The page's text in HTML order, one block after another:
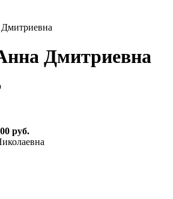
Дмитриевна
руб.